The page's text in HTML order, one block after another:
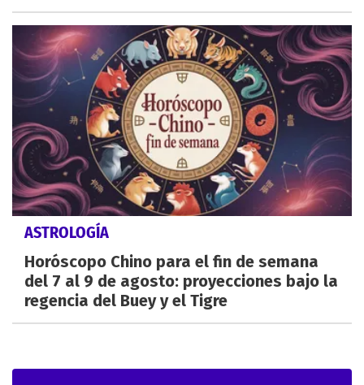
ASTROLOGÍA
Horóscopo Chino para el fin de semana
del 7 al 9 de agosto: proyecciones bajo la
regencia del Buey y el Tigre